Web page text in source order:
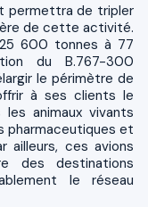
permettra de tripler
de cette activité.
600 tonnes à 77
du B.767-300
le périmètre de
à ses clients le
animaux vivants
pharmaceutiques et
ailleurs, ces avions
des destinations
le réseau